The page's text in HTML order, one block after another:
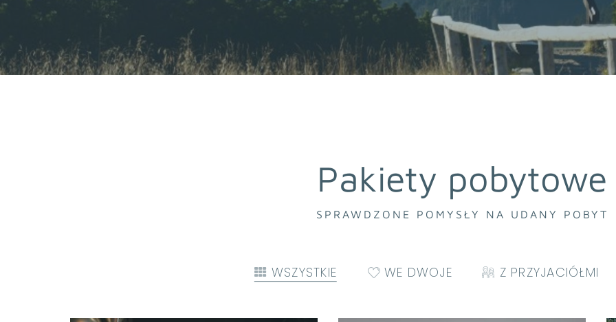
Pakiety pobytowe
SPRAWDZONE POMYSŁY NA UDANY POBYT
WSZYSTKIE WE DWOJE Z PRZYJACIÓŁMI